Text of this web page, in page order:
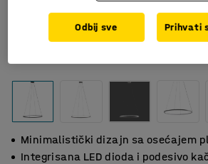
Minimalistički dizajn sa osećajem
Integrisana LED dioda i podesivo
Odbij sve Prihvati